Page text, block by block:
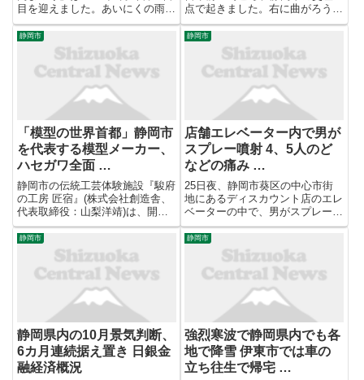
目を迎えました。あいにくの雨空
となりましたが、満開となり見頃
の桜を楽しむ人でにぎわいまし
た。 2日目を迎えた「静岡まつ
り」は雨空が広がるあいにくの天
気となりましたが、会場の駿...
点で起きました。右に曲がろうと
していた白い車と、対向車線を直
進してきた車が出合い頭に衝突。
さらに後ろから来た車も突っ込
み、3台が関係する事故となりま
した。映像をよく見ると、直進し
静岡市
「模型の世界首都」静岡市
を代表する模型メーカー、
ハセガワ全面 …
静岡市の伝統工芸体験施設『駿府
の工房 匠宿』(株式会社創造舎、
代表取締役：山梨洋靖)は、開催
中の特別展示「模型の裏側展」の
後期企画として「模型の邂逅」を
開催いたします。創業84年の歴
史から紐解きます。 静岡市駿河
区丸子にある「駿府の工房 匠...
静岡市
店舗エレベーター内で男が
スプレー噴射 4、5人のど
などの痛み …
25日夜、静岡市葵区の中心市街
地にあるディスカウント店のエレ
ベーターの中で、男がスプレーを
噴射し、4、5人がのどや目の痛
みなどを訴えました。警察はスプ
レーを噴射した男の行方を捜して
います。警察によりますと、25
日午後8時頃、静岡市葵区のデ
静岡市
静岡県内の10月景気判断、
6カ月連続据え置き 日銀金
融経済概況
静岡市
強烈寒波で静岡県内でも各
地で降雪 伊東市では車の
立ち往生で帰宅 …